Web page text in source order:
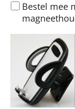
Bestel mee